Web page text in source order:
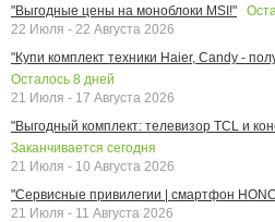
"Выгодные цены на моноблоки MSI!"
22 Июля - 22 Августа 2026
"Купи комплект техники Haier, Candy -
Осталось 8 дней
21 Июля - 17 Августа 2026
"Выгодный комплект: телевизор TCL и
Заканчивается сегодня
21 Июля - 10 Августа 2026
"Сервисные привилегии | смартфон
21 Июля - 11 Августа 2026